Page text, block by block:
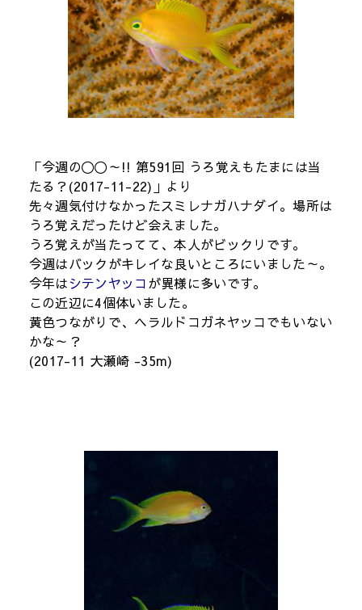
「今週の〇〇～!! 第591回 うろ覚えもたまには当
たる？(2017-11-22)」より
先々週気付けなかったスミレナガハナダイ。場所は
うろ覚えだったけど会えました。
うろ覚えが当たってて、本人がビックリです。
今週はバックがキレイな良いところにいました～。
今年はシテンヤッコが異様に多いです。
この近辺に4個体いました。
黄色つながりで、ヘラルドコガネヤッコでもいない
かな～？
(2017-11 大瀬崎 -35m)